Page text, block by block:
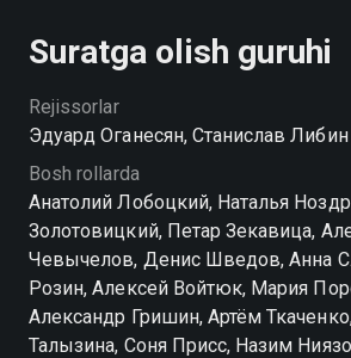
Suratga olish guruhi
Rejissorlar
Эдуард Оганесян, Станислав Либин
Bosh rollarda
Анатолий Лобоцкий, Наталья
Золотовицкий, Петар Зекавица,
Чевычелов, Денис Шведов, Анна
Розин, Алексей Войтюк, Мария
Александр Гришин, Артём
Талызина, Соня Присс, Назим